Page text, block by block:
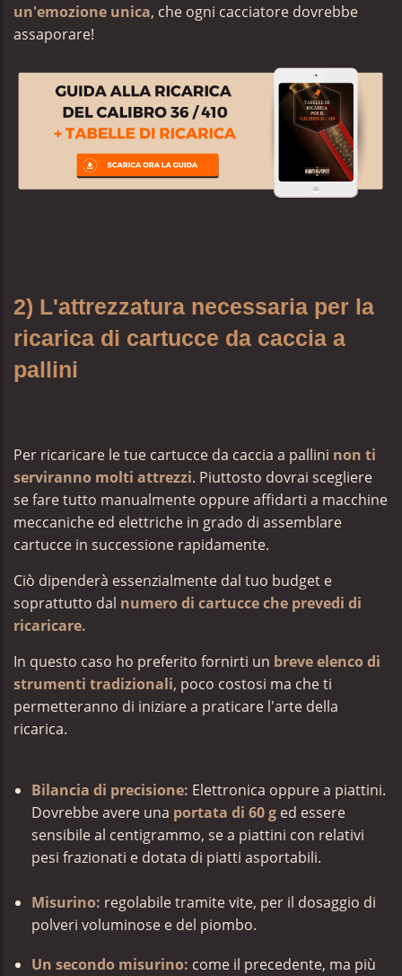
un'emozione unica, che ogni cacciatore dovrebbe
assaporare!
2) L'attrezzatura necessaria per la
ricarica di cartucce da caccia a
pallini
Per ricaricare le tue cartucce da caccia a pallini non ti
serviranno molti attrezzi. Piuttosto dovrai scegliere
se fare tutto manualmente oppure affidarti a macchine
meccaniche ed elettriche in grado di assemblare
cartucce in successione rapidamente.
Ciò dipenderà essenzialmente dal tuo budget e
soprattutto dal numero di cartucce che prevedi di
ricaricare.
In questo caso ho preferito fornirti un breve elenco di
strumenti tradizionali, poco costosi ma che ti
permetteranno di iniziare a praticare l'arte della
ricarica.
Bilancia di precisione: Elettronica oppure a piattini.
Dovrebbe avere una portata di 60 g ed essere
sensibile al centigrammo, se a piattini con relativi
pesi frazionati e dotata di piatti asportabili.
Misurino: regolabile tramite vite, per il dosaggio di
polveri voluminose e del piombo.
Un secondo misurino: come il precedente, ma più